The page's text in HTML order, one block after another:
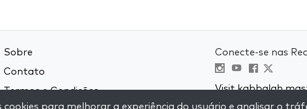
Sobre
Contato
Termos e Condições
Conecte-se nas
Visit kabbalah
cookies para melhorar a experiência do usuário e analisar o